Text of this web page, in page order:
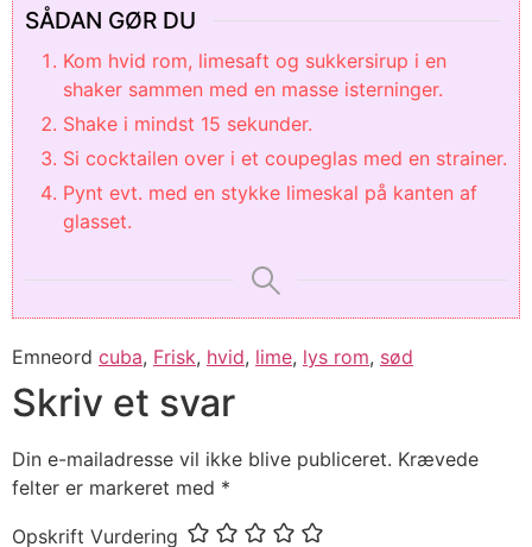
SÅDAN GØR DU
Kom hvid rom, limesaft og sukkersirup i en
shaker sammen med en masse isterninger.
Shake i mindst 15 sekunder.
Si cocktailen over i et coupeglas med en strainer.
Pynt evt. med en stykke limeskal på kanten af
glasset.
Emneord cuba, Frisk, hvid, lime, lys rom, sød
Skriv et svar
Din e-mailadresse vil ikke blive publiceret. Krævede
felter er markeret med *
Opskrift Vurdering